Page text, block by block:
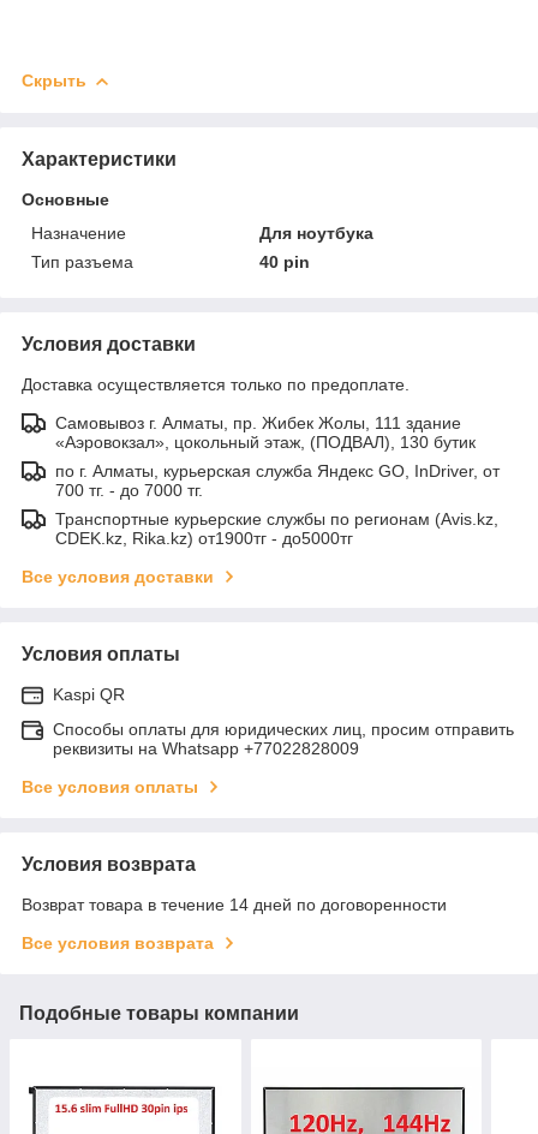
Скрыть
Характеристики
Основные
Назначение
Для ноутбука
Тип разъема
40 pin
Условия доставки
Доставка осуществляется только по предоплате.
Самовывоз г. Алматы, пр. Жибек Жолы, 111 здание
«Аэровокзал», цокольный этаж, (ПОДВАЛ), 130 бутик
по г. Алматы, курьерская служба Яндекс GO, InDriver, от
700 тг. - до 7000 тг.
Транспортные курьерские службы по регионам (Avis.kz,
CDEK.kz, Rika.kz) от1900тг - до5000тг
Все условия доставки
Условия оплаты
Kaspi QR
Способы оплаты для юридических лиц, просим отправить
реквизиты на Whatsapp +77022828009
Все условия оплаты
Условия возврата
Возврат товара в течение 14 дней по договоренности
Все условия возврата
Подобные товары компании